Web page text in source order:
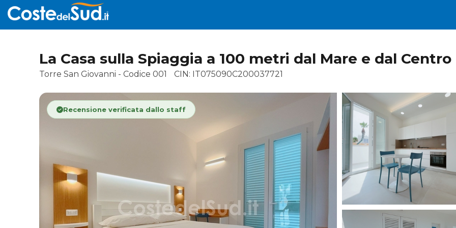
La Casa sulla Spiaggia a 100 metri dal Mare e dal Centro
Torre San Giovanni - Codice 001 CIN: IT075090C200037721
Recensione verificata dallo staff